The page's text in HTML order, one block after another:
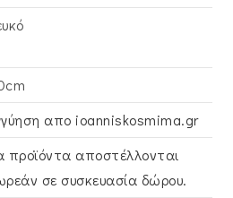
απο ioanniskosmima.gr
προϊόντα αποστέλλονται
σε συσκευασία δώρου.